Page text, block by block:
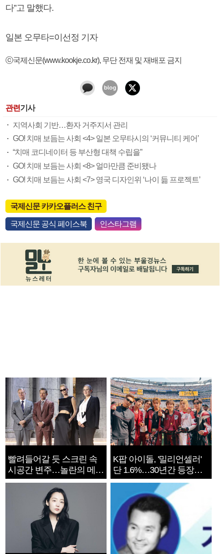
다”고 말했다.
일본 오무타=이선정 기자
ⓒ국제신문(www.kookje.co.kr), 무단 전재 및 재배포 금지
관련기사
지역사회 기반…환자 거주지서 관리
GO! 치매 보듬는 사회 <4> 일본 오무타시의 ‘커뮤니티 케어’
“치매 코디네이터 등 부산형 대책 수립을”
GO! 치매 보듬는 사회 <8> 얼마만큼 준비됐나
GO! 치매 보듬는 사회 <7> 영국 디자인위 ‘나이 듦 프로젝트’
국제신문 카카오플러스 친구
국제신문 공식 페이스북 인스타그램
빨려들어갈 듯 스크린 속
시공간 변주…놀란의 메시
지는 ‘전쟁 속죄’
K팝 아이돌, '밀리언셀러'
단 1.6%…30년간 등장
1182개팀 전수조사